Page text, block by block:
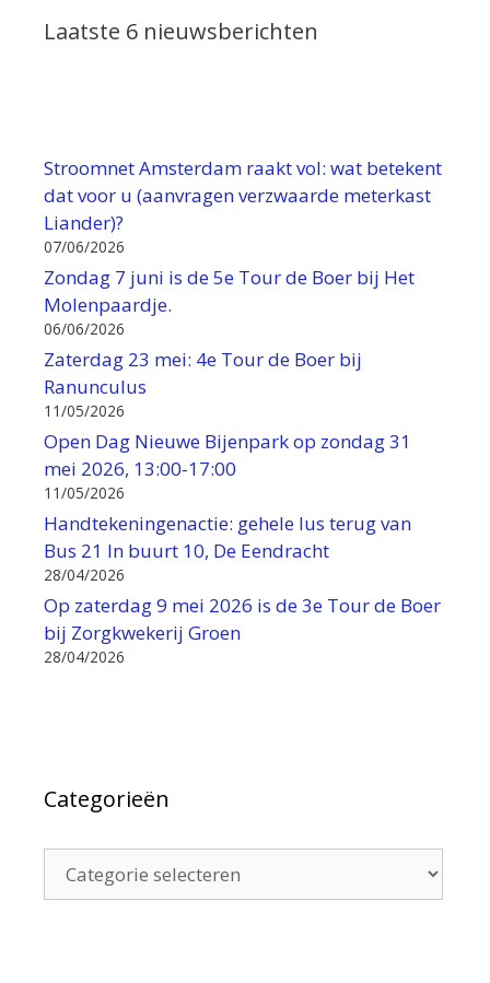
Laatste 6 nieuwsberichten
Stroomnet Amsterdam raakt vol: wat betekent
dat voor u (aanvragen verzwaarde meterkast
Liander)?
07/06/2026
Zondag 7 juni is de 5e Tour de Boer bij Het
Molenpaardje.
06/06/2026
Zaterdag 23 mei: 4e Tour de Boer bij
Ranunculus
11/05/2026
Open Dag Nieuwe Bijenpark op zondag 31
mei 2026, 13:00-17:00
11/05/2026
Handtekeningenactie: gehele lus terug van
Bus 21 In buurt 10, De Eendracht
28/04/2026
Op zaterdag 9 mei 2026 is de 3e Tour de Boer
bij Zorgkwekerij Groen
28/04/2026
Categorieën